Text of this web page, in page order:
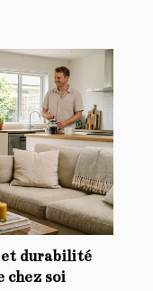
et durabilité
chez soi